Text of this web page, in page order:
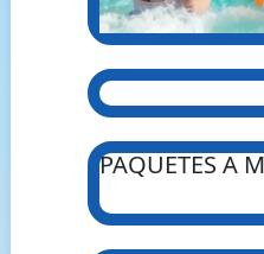
PAQUETES A